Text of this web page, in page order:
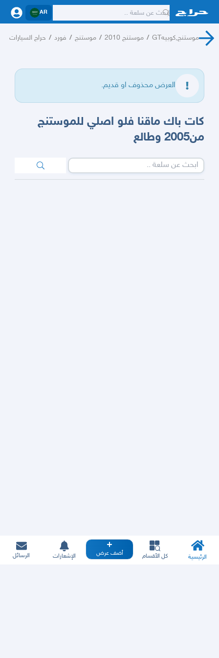
AR
موستنج,كوبيهGT / موستنج 2010 / موستنج / فورد / حراج السيارات
العرض محذوف او قديم.
كات باك ماقنا فلو اصلي للموستنج
من2005 وطالع
الرئيسية كل الأقسام أضف عرض الإشعارات الرسائل